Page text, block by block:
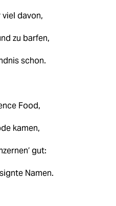
davon,
zu barfen,
schon.
Food,
kamen,
gut:
Namen.